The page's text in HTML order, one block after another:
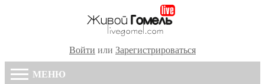
Войти или Зарегистрироваться
МЕНЮ